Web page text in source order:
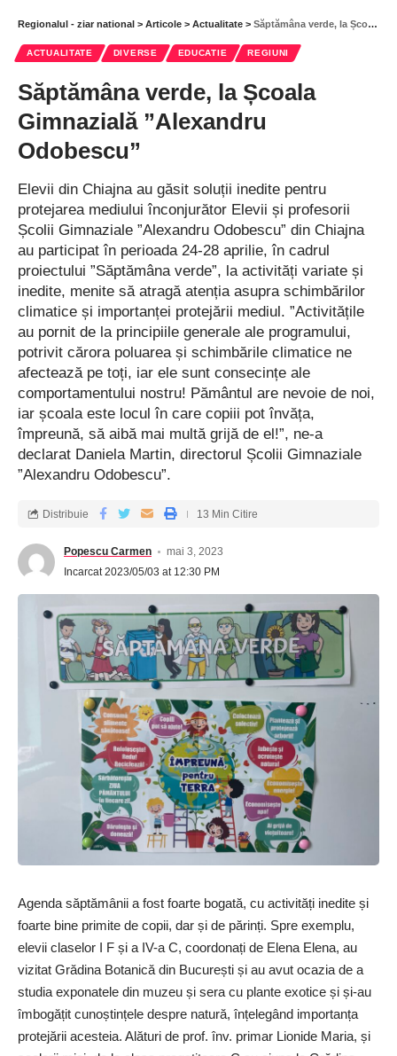
Regionalul - ziar national > Articole > Actualitate > Săptămâna verde, la Școala Gimnazială ”Alexandru Odobescu”
ACTUALITATE DIVERSE EDUCATIE REGIUNI
Săptămâna verde, la Școala
Gimnazială ”Alexandru
Odobescu”
Elevii din Chiajna au găsit soluții inedite pentru
protejarea mediului înconjurător Elevii și profesorii
Școlii Gimnaziale ”Alexandru Odobescu” din Chiajna
au participat în perioada 24-28 aprilie, în cadrul
proiectului ”Săptămâna verde”, la activități variate și
inedite, menite să atragă atenția asupra schimbărilor
climatice și importanței protejării mediul. ”Activitățile
au pornit de la principiile generale ale programului,
potrivit cărora poluarea și schimbările climatice ne
afectează pe toți, iar ele sunt consecințe ale
comportamentului nostru! Pământul are nevoie de noi,
iar școala este locul în care copiii pot învăța,
împreună, să aibă mai multă grijă de el!”, ne-a
declarat Daniela Martin, directorul Școlii Gimnaziale
”Alexandru Odobescu”.
Popescu Carmen
mai 3, 2023
Incarcat 2023/05/03 at 12:30 PM
Distribuie 13 Min Citire
Agenda săptămânii a fost foarte bogată, cu activități inedite și
foarte bine primite de copii, dar și de părinți. Spre exemplu,
elevii claselor I F și a IV-a C, coordonați de Elena Elena, au
vizitat Grădina Botanică din București și au avut ocazia de a
studia exponatele din muzeu și sera cu plante exotice și și-au
îmbogățit cunoștințele despre natură, înțelegând importanța
protejării acesteia. Alături de prof. înv. primar Lionide Maria, și